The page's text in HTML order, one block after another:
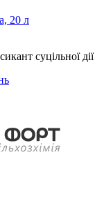
20 л
суцільної